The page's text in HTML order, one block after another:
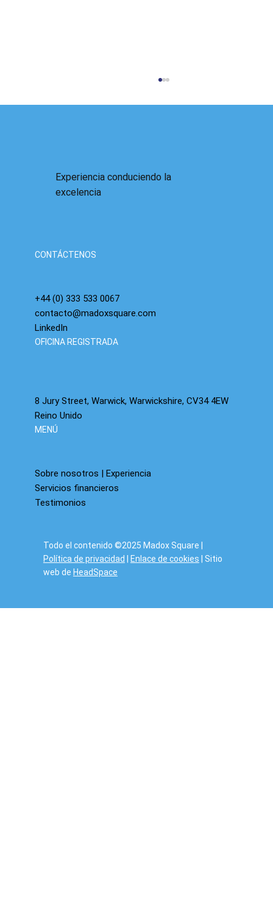
Todo el contenido ©2025 Madox Square |
Política de privacidad
Enlace de cookies | Sitio
web de HeadSpace
+44 (0) 333 533 0067
contacto@madoxsquare.com
LinkedIn
CONTÁCTENOS
8 Jury Street, Warwick, Warwickshire, CV34 4EW
Reino Unido
OFICINA REGISTRADA
Sobre nosotros | Experiencia
Servicios financieros
Testimonios
MENÚ
Experiencia conduciendo la
excelencia